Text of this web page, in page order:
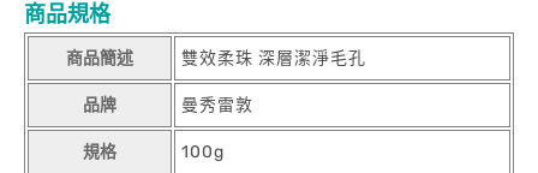
商品規格
商品簡述 雙效柔珠 深層潔淨毛孔
品牌 曼秀雷敦
規格 100g